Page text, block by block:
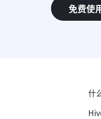
免费使
什